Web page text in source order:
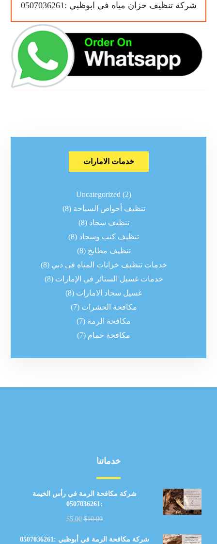
شركة تنظيف خزان مياه في ابوظبي :0507036261
خدمات الامارات
Uncategorized (2)
تنظيف أحواض السباحة (8)
تنظيف سجاد (8)
تنظيف كنب وسجاد (8)
تنظيف مطابخ (8)
خدمات تنظيف خزانات المياه في دبي (8)
خدمات غسيل الستائر في الإمارات (8)
غسيل سجاد الامارات (8)
مكافحة الحشرات (7)
مكافحة الرمة (7)
مكافحة حمام (7)
خدماتنا
شركة مكافحة الرمة في رأس الخيمة
:0507036261
$10.00
$5.00
شركة مكافحة الرمة في أبوظبي :0507036261